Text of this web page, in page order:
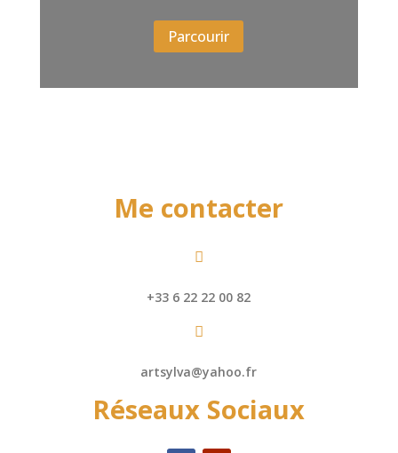
Parcourir
Me contacter

+33 6 22 22 00 82

artsylva@yahoo.fr
Réseaux Sociaux